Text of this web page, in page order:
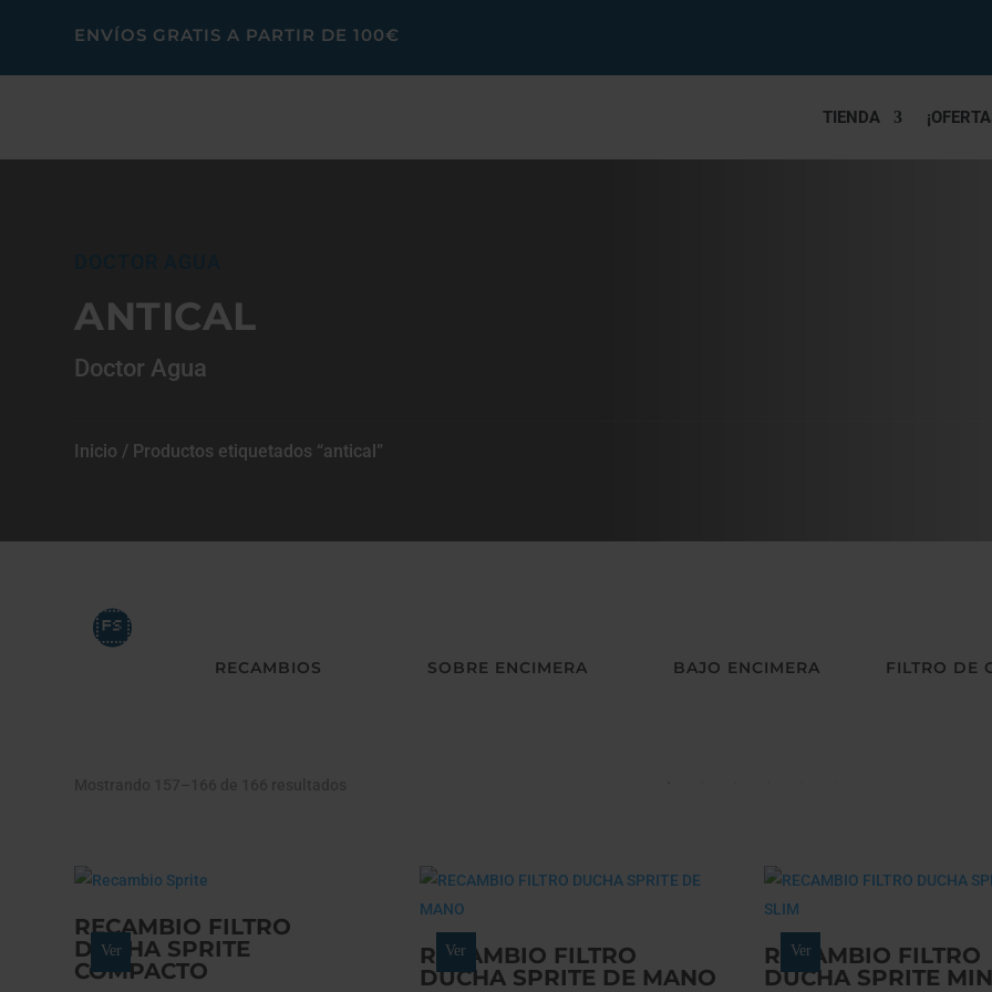
ENVÍOS GRATIS A PARTIR DE 100€
TIENDA
ANTICAL
Doctor Agua
Inicio / Productos etiquetados “antical”
RECAMBIOS SOBRE ENCIMERA BAJO ENCIMERA FILTRO DE
RECAMBIO FILTRO
DUCHA SPRITE
COMPACTO
Ver
RECAMBIO FILTRO
DUCHA SPRITE DE MANO
Ver
RECAMBIO FILTRO
DUCHA SPRITE
Ver